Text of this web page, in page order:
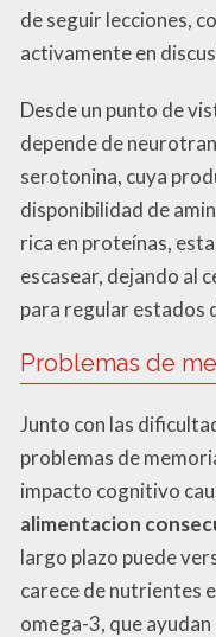
de seguir lecciones,
activamente en
Desde un punto de
depende de
serotonina, cuya
disponibilidad de
rica en proteínas,
escasear, dejando al
para regular estados
Problemas de
Junto con las
problemas de
impacto cognitivo
alimentacion
largo plazo puede
carece de nutrientes
omega-3, que